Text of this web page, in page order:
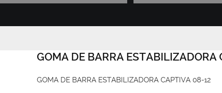
GOMA DE BARRA ESTABILIZADORA
GOMA DE BARRA ESTABILIZADORA CAPTIVA 08-12